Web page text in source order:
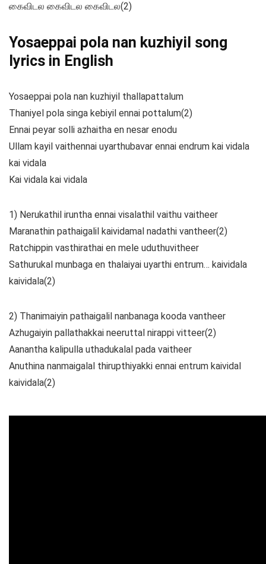
கைவிடல கைவிடல கைவிடல(2)
Yosaeppai pola nan kuzhiyil song
lyrics in English
Yosaeppai pola nan kuzhiyil thallapattalum
Thaniyel pola singa kebiyil ennai pottalum(2)
Ennai peyar solli azhaitha en nesar enodu
Ullam kayil vaithennai uyarthubavar ennai endrum kai vidala
kai vidala
Kai vidala kai vidala
1) Nerukathil iruntha ennai visalathil vaithu vaitheer
Maranathin pathaigalil kaividamal nadathi vantheer(2)
Ratchippin vasthirathai en mele uduthuvitheer
Sathurukal munbaga en thalaiyai uyarthi entrum… kaividala
kaividala(2)
2) Thanimaiyin pathaigalil nanbanaga kooda vantheer
Azhugaiyin pallathakkai neeruttal nirappi vitteer(2)
Aanantha kalipulla uthadukalal pada vaitheer
Anuthina nanmaigalal thirupthiyakki ennai entrum kaividal
kaividala(2)